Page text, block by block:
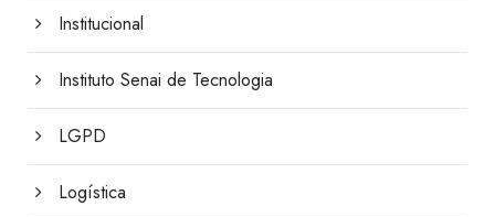
Institucional
Instituto Senai de Tecnologia
LGPD
Logística